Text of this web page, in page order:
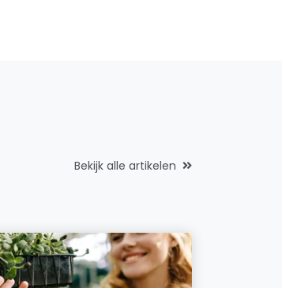
Bekijk alle artikelen